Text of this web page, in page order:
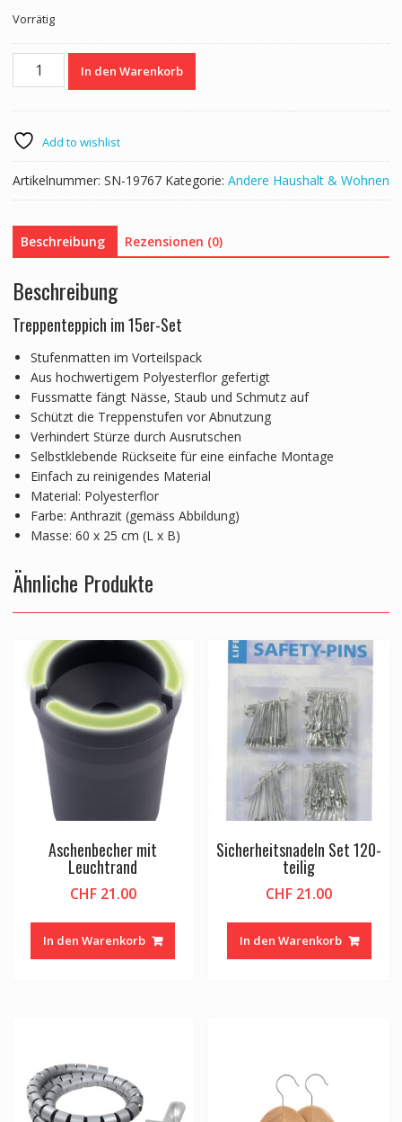
Vorrätig
Stufenmatte
selbstklebend
anthrazit
Menge
In den Warenkorb
Add to wishlist
Artikelnummer: SN-19767 Kategorie: Andere Haushalt & Wohnen
Beschreibung Rezensionen (0)
Beschreibung
Treppenteppich im 15er-Set
Stufenmatten im Vorteilspack
Aus hochwertigem Polyesterflor gefertigt
Fussmatte fängt Nässe, Staub und Schmutz auf
Schützt die Treppenstufen vor Abnutzung
Verhindert Stürze durch Ausrutschen
Selbstklebende Rückseite für eine einfache Montage
Einfach zu reinigendes Material
Material: Polyesterflor
Farbe: Anthrazit (gemäss Abbildung)
Masse: 60 x 25 cm (L x B)
Ähnliche Produkte
Aschenbecher mit
Leuchtrand
CHF21.00
In den Warenkorb
Sicherheitsnadeln Set 120-
teilig
CHF 21.00
In den Warenkorb